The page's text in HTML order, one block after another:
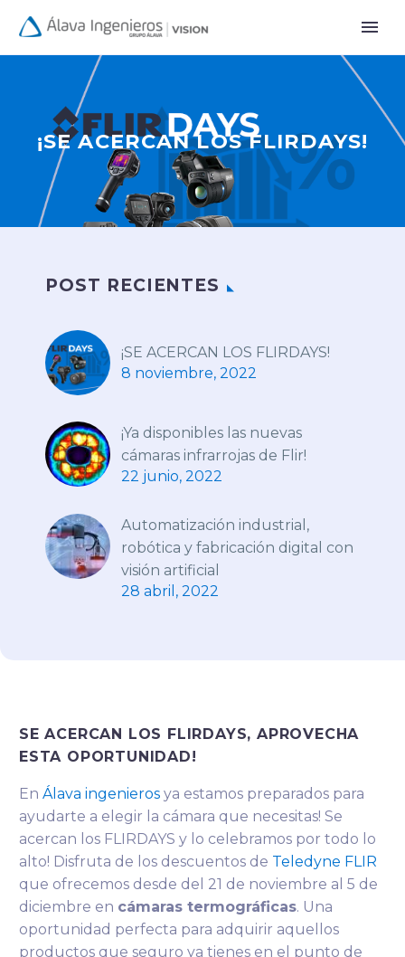
¡SE ACERCAN LOS FLIRDAYS!
SE ACERCAN LOS FLIRDAYS, APROVECHA
ESTA OPORTUNIDAD!
En Álava ingenieros ya estamos preparados para
ayudarte a elegir la cámara que necesitas! Se
acercan los FLIRDAYS y lo celebramos por todo lo
alto! Disfruta de los descuentos de Teledyne FLIR
que ofrecemos desde del 21 de noviembre al 5 de
diciembre en cámaras termográficas. Una
oportunidad perfecta para adquirir aquellos
productos que seguro ya tienes en el punto de
POST RECIENTES
¡SE ACERCAN LOS FLIRDAYS!
8 noviembre, 2022
¡Ya disponibles las nuevas
cámaras infrarrojas de Flir!
22 junio, 2022
Automatización industrial,
robótica y fabricación digital con
visión artificial
28 abril, 2022